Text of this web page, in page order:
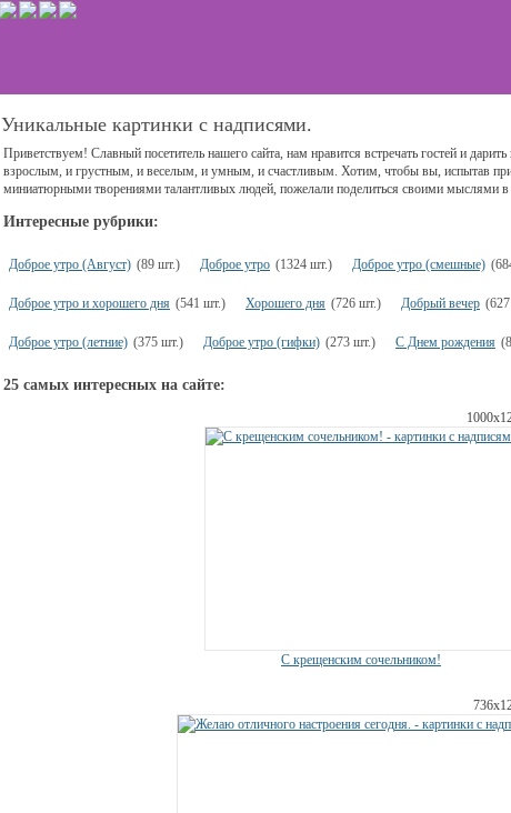
Уникальные картинки с надписями.
Приветствуем! Славный посетитель нашего сайта, нам нравится встречать гостей и
взрослым, и грустным, и веселым, и умным, и счастливым. Хотим, чтобы вы, испытав
миниатюрными творениями талантливых людей, пожелали поделиться своими мыслями в
Интересные рубрики:
Доброе утро (Август) (89 шт.) Доброе утро (1324 шт.) Доброе утро (смешные)
Доброе утро и хорошего дня (541 шт.) Хорошего дня (726 шт.) Добрый вечер
Доброе утро (летние) (375 шт.) Доброе утро (гифки) (273 шт.) С Днем рождения
25 самых интересных на сайте:
С крещенским сочельником!